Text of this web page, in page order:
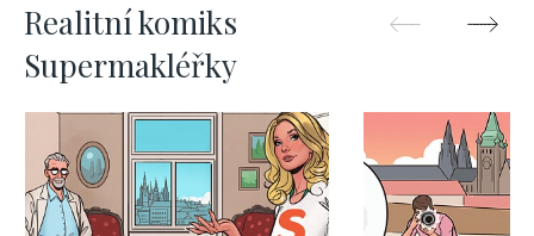
Realitní komiks
Supermakléřky